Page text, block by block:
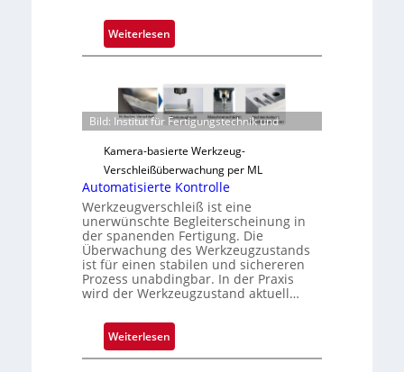
Weiterlesen
Z
v
e
r
l
ä
s
s
g
e
D
r
k
Bild: Institut für Fertigungstechnik und
Kamera-basierte Werkzeug-
Verschleißüberwachung per ML
Automatisierte Kontrolle
Werkzeugverschleiß ist eine
unerwünschte Begleiterscheinung in
der spanenden Fertigung. Die
Überwachung des Werkzeugzustands
ist für einen stabilen und sichereren
Prozess unabdingbar. In der Praxis
wird der Werkzeugzustand aktuell…
Weiterlesen
A